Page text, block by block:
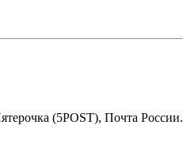
(5POST), Почта России.